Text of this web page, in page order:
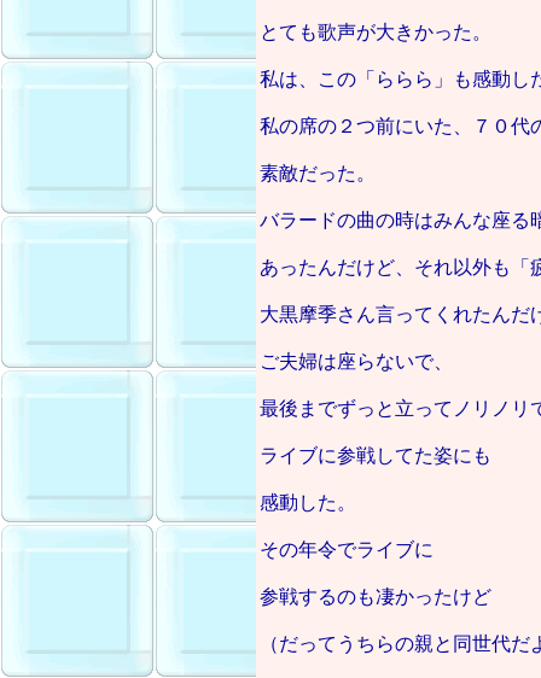
とても歌声が大きかった。
私は、この「ららら」も感動し
私の席の２つ前にいた、７０代
素敵だった。
バラードの曲の時はみんな座る
あったんだけど、それ以外も「
大黒摩季さん言ってくれたんだ
ご夫婦は座らないで、
最後までずっと立ってノリノリ
ライブに参戦してた姿にも
感動した。
その年令でライブに
参戦するのも凄かったけど
（だってうちらの親と同世代だ